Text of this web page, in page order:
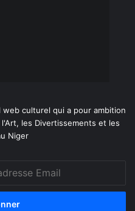
culturel qui a pour ambition
les Divertissements et les
Niger